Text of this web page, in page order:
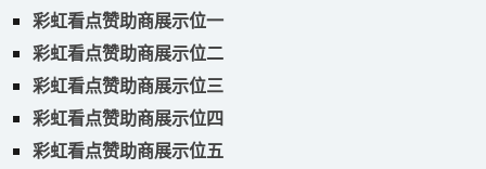
彩虹看点赞助商展示位一
彩虹看点赞助商展示位二
彩虹看点赞助商展示位三
彩虹看点赞助商展示位四
彩虹看点赞助商展示位五